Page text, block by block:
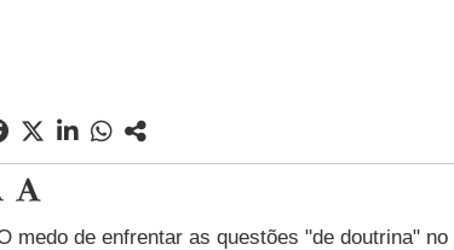
medo de enfrentar as questões "de doutrina" no